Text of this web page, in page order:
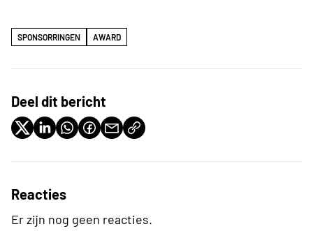
SPONSORRINGEN AWARD
Deel dit bericht
Reacties
Er zijn nog geen reacties.